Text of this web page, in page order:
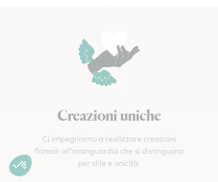
Creazioni uniche
Ci impegniamo a realizzare creazioni
floreali all’avanguardia che si distinguono
per stile e unicità.